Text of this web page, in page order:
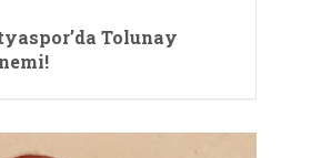
Tolunay